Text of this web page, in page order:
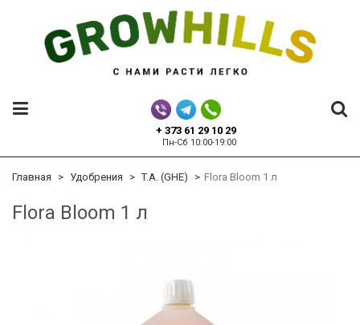
+ 373 61 29 10 29
Пн-Сб 10:00-19:00
Главная Удобрения T.A. (GHE) Flora Bloom 1 л
Flora Bloom 1 л